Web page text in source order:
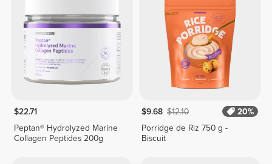
$22.71
Peptan® Hydrolyzed Marine
Collagen Peptides 200g
$9.68 $12.10
20%
Porridge de Riz 750 g -
Biscuit